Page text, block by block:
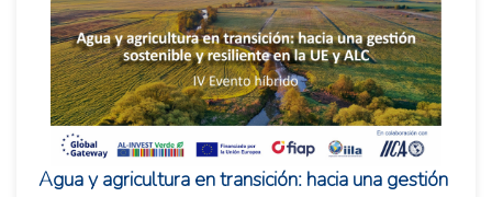
Agua y agricultura en transición: hacia una gestión